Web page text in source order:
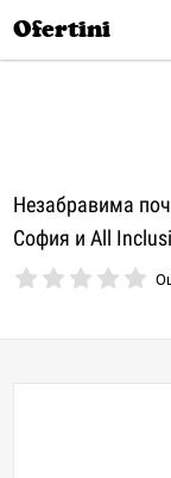
Ofertini
Незабравима
София и All